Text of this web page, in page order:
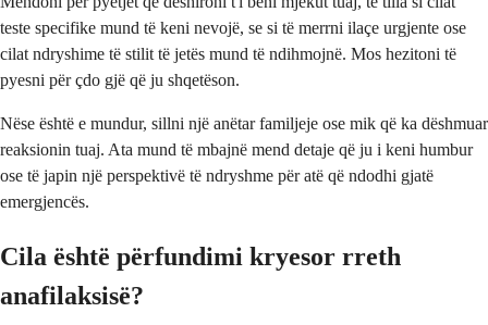
teste specifike mund të keni nevojë, se si të merrni ilaçe urgjente ose
cilat ndryshime të stilit të jetës mund të ndihmojnë. Mos hezitoni të
pyesni për çdo gjë që ju shqetëson.
Nëse është e mundur, sillni një anëtar familjeje ose mik që ka dëshmuar
reaksionin tuaj. Ata mund të mbajnë mend detaje që ju i keni humbur
ose të japin një perspektivë të ndryshme për atë që ndodhi gjatë
emergjencës.
Cila është përfundimi kryesor rreth
anafilaksisë?